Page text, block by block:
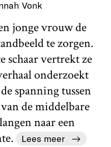
Vonk
jonge vrouw de
te zorgen.
schaar vertrekt ze
onderzoekt
spanning tussen
de middelbare
naar een
Lees meer